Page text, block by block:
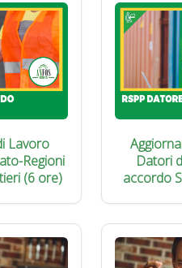
Lavoro
Regioni
(6 ore)
Datori
accordo